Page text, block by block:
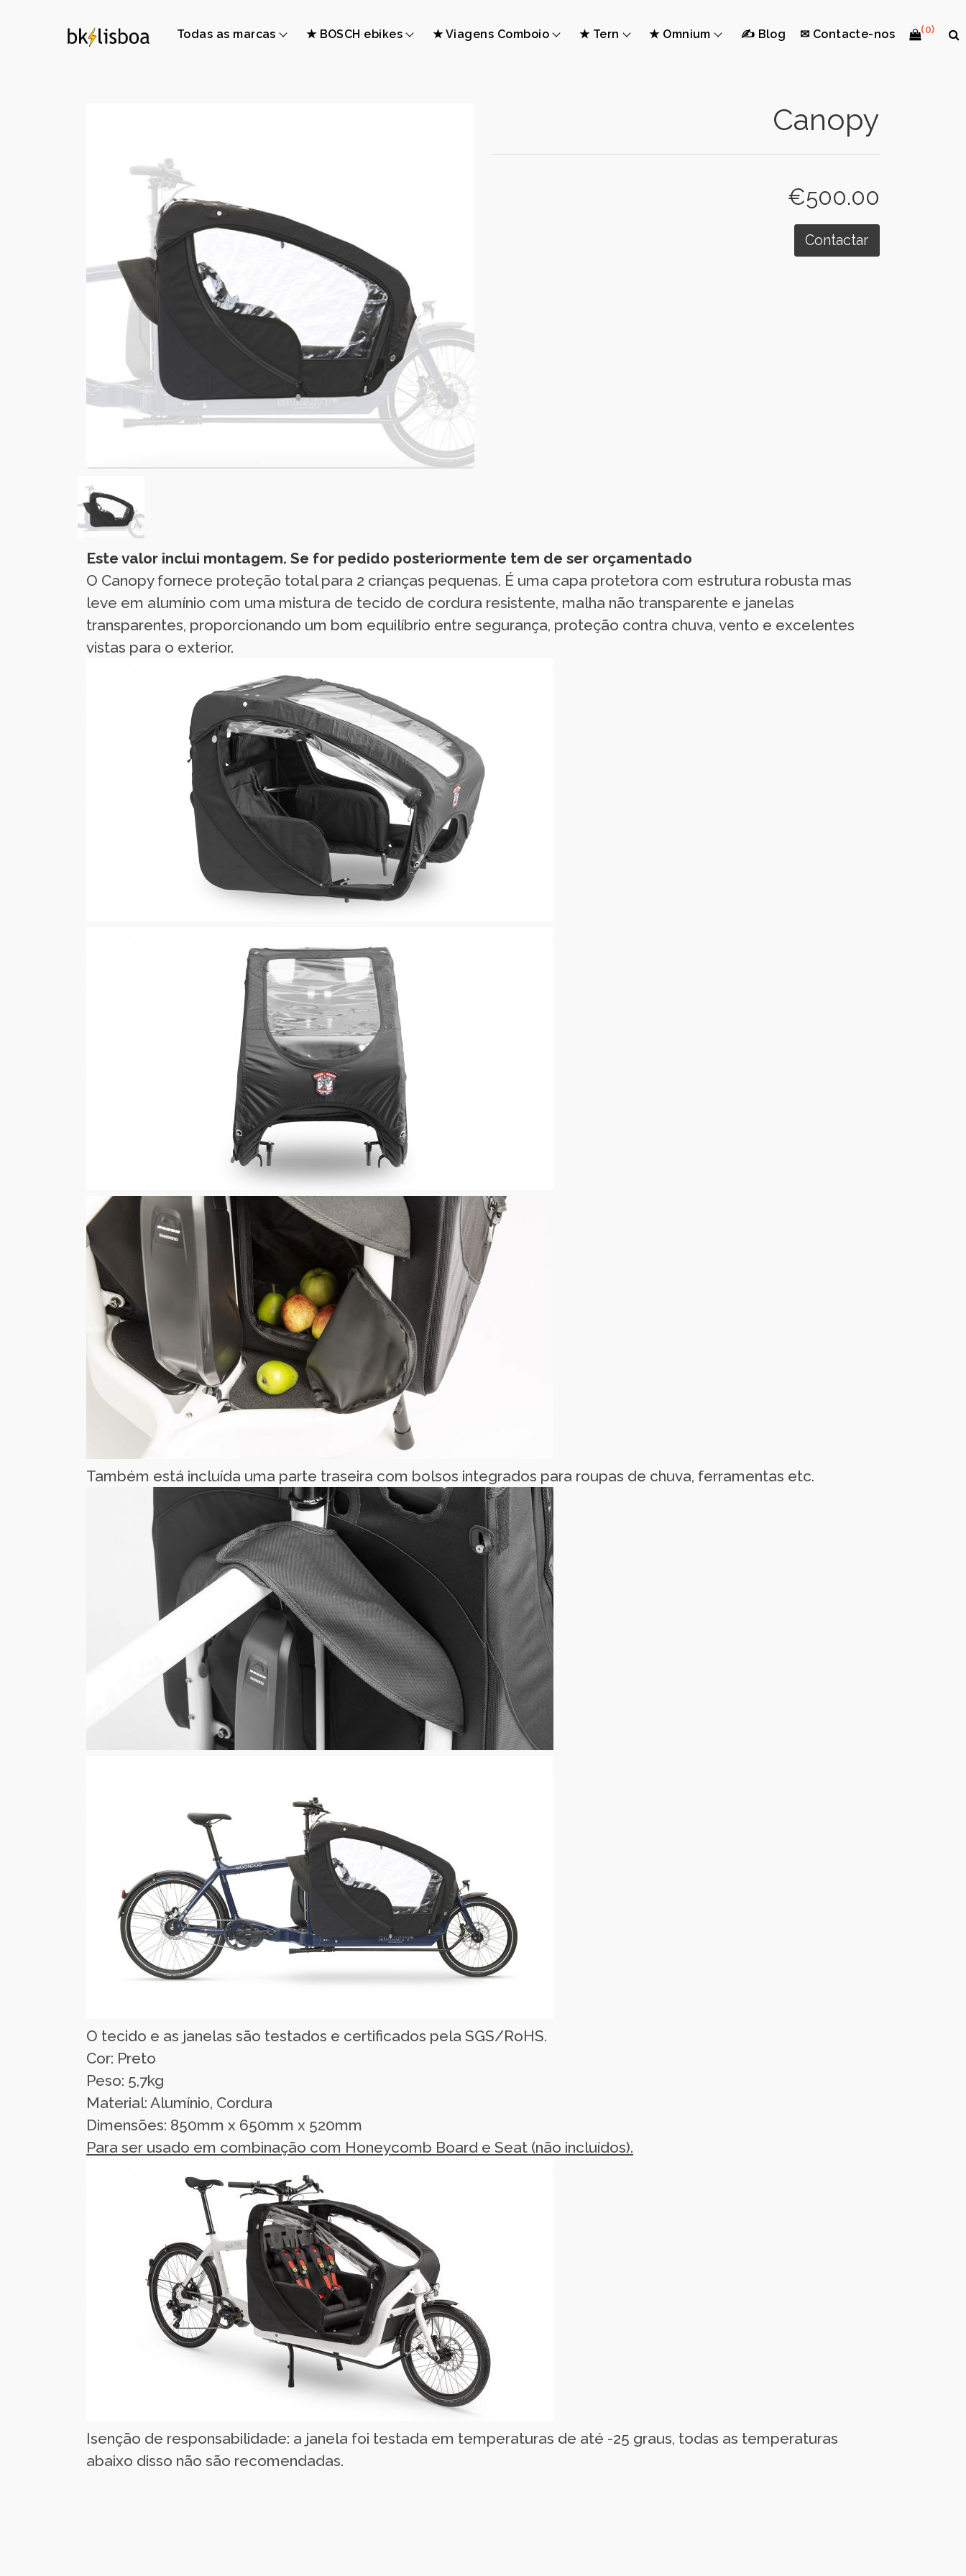
Todas as marcas ★ BOSCH ebikes ★ Viagens Comboio ★ Tern ★ Omnium ✍ Blog ✉ Contacte-nos (0)
Canopy
€500.00
Contactar
Este valor inclui montagem. Se for pedido posteriormente tem de ser orçamentado
O Canopy fornece proteção total para 2 crianças pequenas. É uma capa protetora com estrutura robusta mas
leve em alumínio com uma mistura de tecido de cordura resistente, malha não transparente e janelas
transparentes, proporcionando um bom equilíbrio entre segurança, proteção contra chuva, vento e excelentes
vistas para o exterior.
Também está incluída uma parte traseira com bolsos integrados para roupas de chuva, ferramentas etc.
O tecido e as janelas são testados e certificados pela SGS/RoHS.
Cor: Preto
Peso: 5,7kg
Material: Alumínio, Cordura
Dimensões: 850mm x 650mm x 520mm
Para ser usado em combinação com Honeycomb Board e Seat (não incluídos).
Isenção de responsabilidade: a janela foi testada em temperaturas de até -25 graus, todas as temperaturas
abaixo disso não são recomendadas.